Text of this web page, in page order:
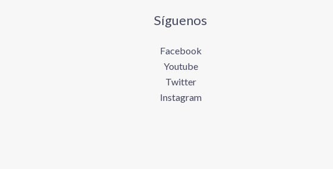
Síguenos
Facebook
Youtube
Twitter
Instagram